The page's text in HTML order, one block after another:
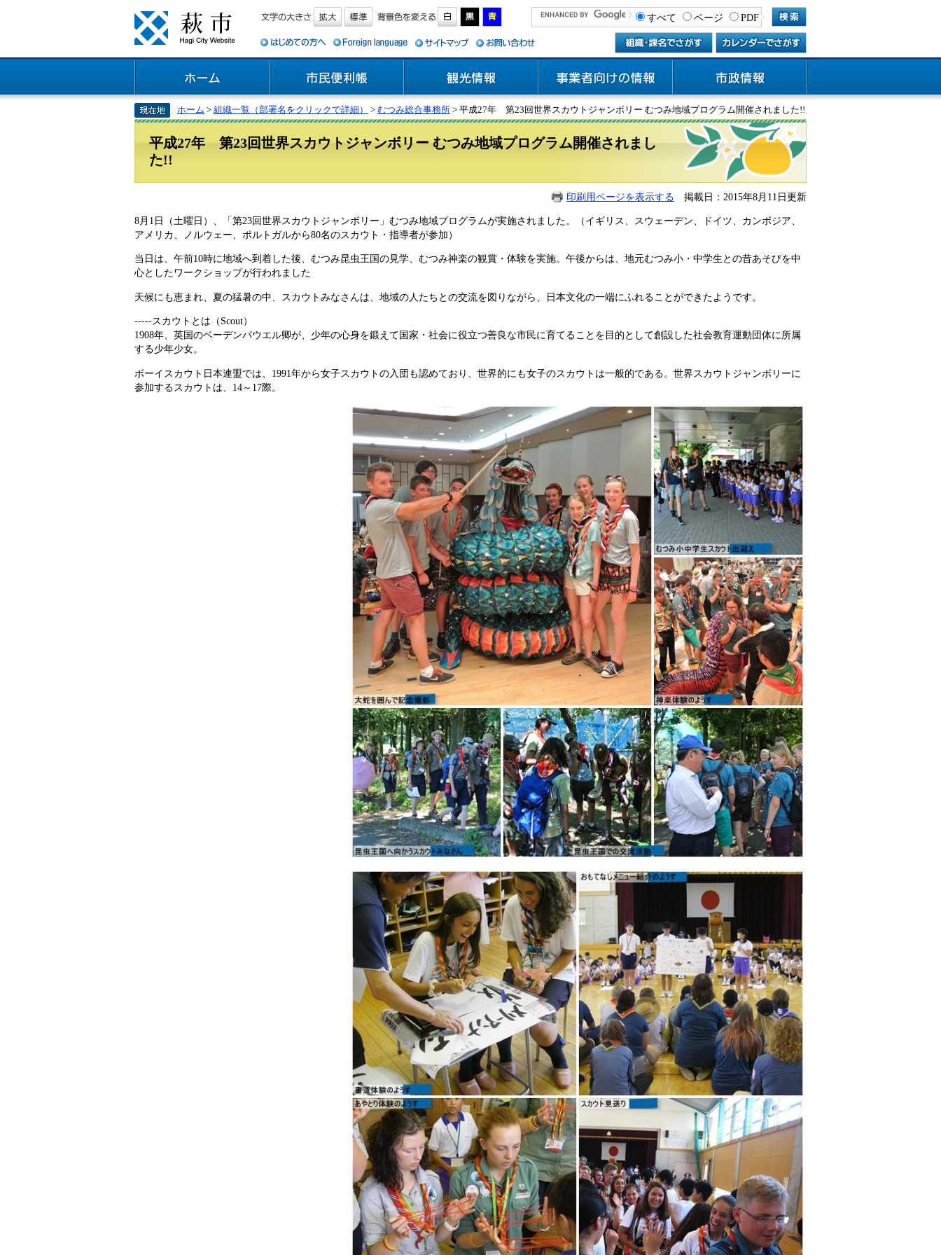
すべて ページ PDF
ホーム > 組織一覧（部署名をクリックで詳細） > むつみ総合事務所 > 平成27年 第23回世界スカウトジャンボリー むつみ地域プログラム開催されました!!
平成27年 第23回世界スカウトジャンボリー むつみ地域プログラム開催されまし
た!!
印刷用ページを表示する 掲載日：2015年8月11日更新
8月1日（土曜日）、「第23回世界スカウトジャンボリー」むつみ地域プログラムが実施されました。（イギリス、スウェーデン、ドイツ、カンボジア、
アメリカ、ノルウェー、ポルトガルから80名のスカウト・指導者が参加）
当日は、午前10時に地域へ到着した後、むつみ昆虫王国の見学、むつみ神楽の観賞・体験を実施。午後からは、地元むつみ小・中学生との昔あそびを中
心としたワークショップが行われました
天候にも恵まれ、夏の猛暑の中、スカウトみなさんは、地域の人たちとの交流を図りながら、日本文化の一端にふれることができたようです。
-----スカウトとは（Scout）
1908年、英国のベーデンパウエル卿が、少年の心身を鍛えて国家・社会に役立つ善良な市民に育てることを目的として創設した社会教育運動団体に所属
する少年少女。
ボーイスカウト日本連盟では、1991年から女子スカウトの入団も認めており、世界的にも女子のスカウトは一般的である。世界スカウトジャンボリーに
参加するスカウトは、14～17際。